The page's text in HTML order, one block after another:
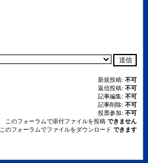
新規投稿: 不可
返信投稿: 不可
記事編集: 不可
記事削除: 不可
投票参加: 不可
このフォーラムで添付ファイルを投稿 できません
このフォーラムでファイルをダウンロード できます